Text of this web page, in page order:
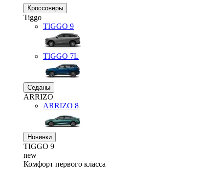
Кроссоверы
Tiggo
TIGGO 9
TIGGO 7L
Седаны
ARRIZO
ARRIZO 8
Новинки
TIGGO 9
new
Комфорт первого класса